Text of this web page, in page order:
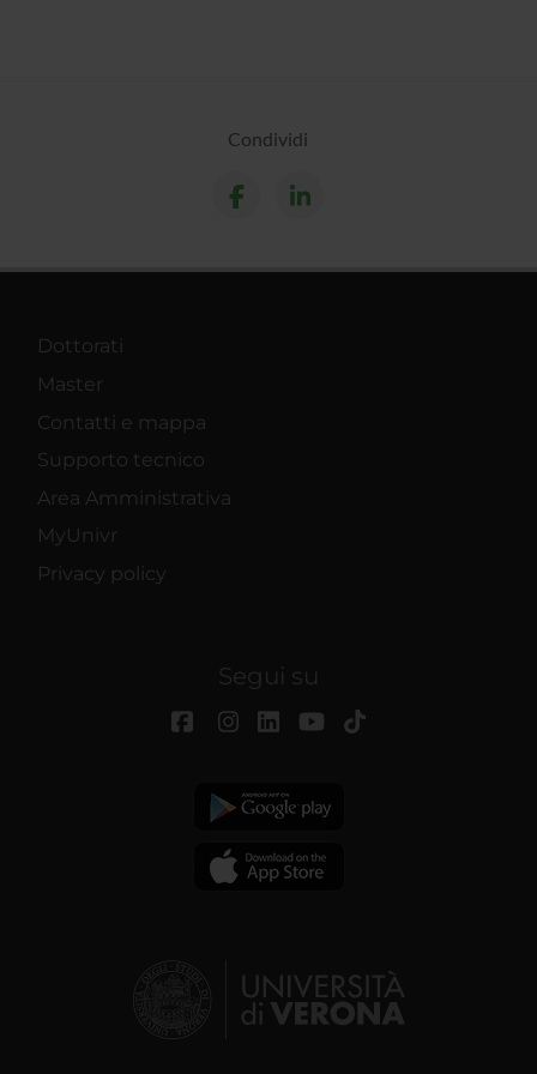
Condividi
Dottorati
Master
Contatti e mappa
Supporto tecnico
Area Amministrativa
MyUnivr
Privacy policy
Segui su